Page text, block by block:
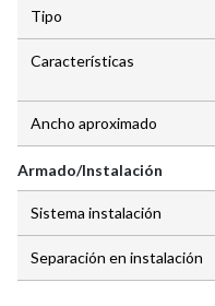
Tipo
Características
Ancho aproximado
Armado/Instalación
Sistema instalación
Separación en instalación